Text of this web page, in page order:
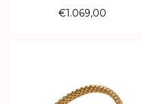
€1.069,00